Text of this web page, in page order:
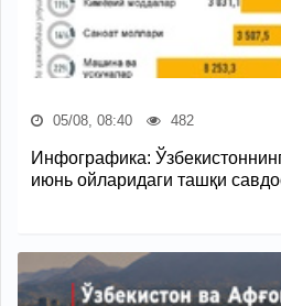
05/08, 08:40 482
Инфографика:
июнь ойларидаги ташқи